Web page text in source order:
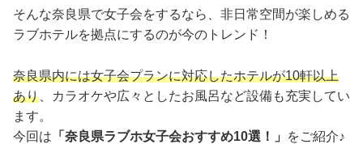
そんな奈良県で女子会をするなら、非日常空間が楽しめる
ラブホテルを拠点にするのが今のトレンド！
奈良県内には女子会プランに対応したホテルが10軒以上
あり 、カラオケや広々としたお風呂など設備も充実してい
ます。
今回は 「奈良県ラブホ女子会おすすめ10選！」
をご紹介♪